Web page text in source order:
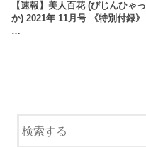
【速報】美人百花 (びじんひゃっ
か) 2021年 11月号 《特別付録》
…